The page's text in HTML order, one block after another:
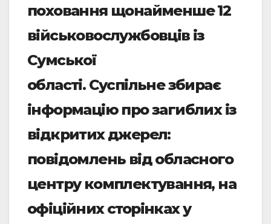
поховання щонайменше 12
військовослужбовців із
Сумської
області. Суспільне збирає
інформацію про загиблих із
відкритих джерел:
повідомлень від обласного
центру комплектування, на
офіційних сторінках у